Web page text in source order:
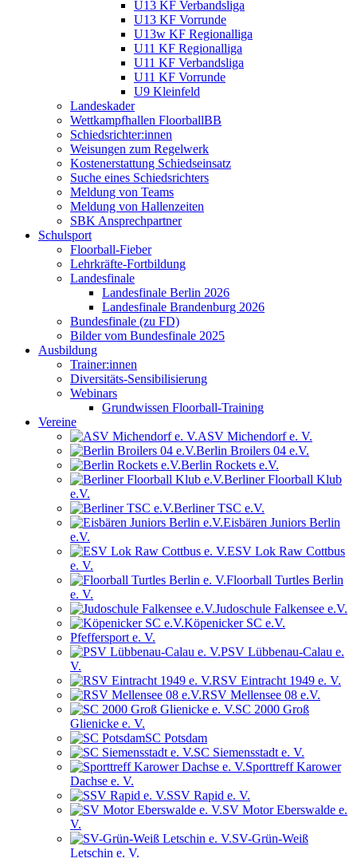
U13 KF Verbandsliga
U13 KF Vorrunde
U13w KF Regionalliga
U11 KF Regionalliga
U11 KF Verbandsliga
U11 KF Vorrunde
U9 Kleinfeld
Landeskader
Wettkampfhallen FloorballBB
Schiedsrichter:innen
Weisungen zum Regelwerk
Kostenerstattung Schiedseinsatz
Suche eines Schiedsrichters
Meldung von Teams
Meldung von Hallenzeiten
SBK Ansprechpartner
Schulsport
Floorball-Fieber
Lehrkräfte-Fortbildung
Landesfinale
Landesfinale Berlin 2026
Landesfinale Brandenburg 2026
Bundesfinale (zu FD)
Bilder vom Bundesfinale 2025
Ausbildung
Trainer:innen
Diversitäts-Sensibilisierung
Webinars
Grundwissen Floorball-Training
Vereine
ASV Michendorf e. V.
Berlin Broilers 04 e.V.
Berlin Rockets e.V.
Berliner Floorball Klub
e.V.
Berliner TSC e.V.
Eisbären Juniors Berlin
e.V.
ESV Lok Raw Cottbus
e. V.
Floorball Turtles Berlin
e. V.
Judoschule Falkensee e.V.
Köpenicker SC e.V.
Pfeffersport e. V.
PSV Lübbenau-Calau e.
V.
RSV Eintracht 1949 e. V.
RSV Mellensee 08 e.V.
SC 2000 Groß
Glienicke e. V.
SC Potsdam
SC Siemensstadt e. V.
Sporttreff Karower
Dachse e. V.
SSV Rapid e. V.
SV Motor Eberswalde e.
V.
SV-Grün-Weiß
Letschin e. V.